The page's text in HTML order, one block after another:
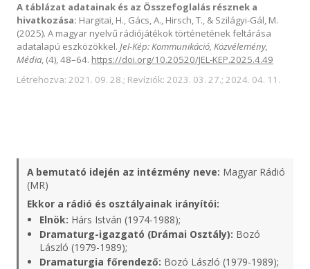
A táblázat adatainak és az Összefoglalás résznek a
hivatkozása: Hargitai, H., Gács, A., Hirsch, T., & Szilágyi-Gál, M.
(2025). A magyar nyelvű rádiójátékok történetének feltárása
adatalapú eszközökkel. Jel-Kép: Kommunikáció, Közvélemény,
Média, (4), 48–64. https://doi.org/10.20520/JEL-KEP.2025.4.49
Létrehozva: 2021. 09. 28.; Revíziók: 2023. 03. 27.; 2024. 04. 11.
A bemutató idején az intézmény neve: Magyar Rádió
(MR)
Ekkor a rádió és osztályainak irányítói:
Elnök: Hárs István (1974-1988);
Dramaturg-igazgató (Drámai Osztály): Bozó
László (1979-1989);
Dramaturgia főrendező: Bozó László (1979-1989);